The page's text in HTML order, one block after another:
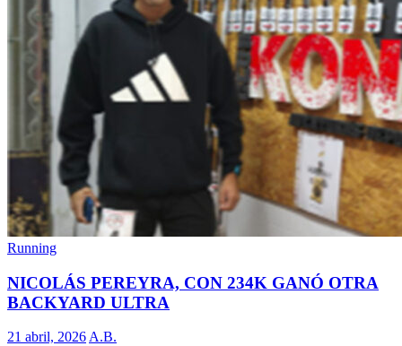
Running
NICOLÁS PEREYRA, CON 234K GANÓ OTRA
BACKYARD ULTRA
21 abril, 2026 A.B.